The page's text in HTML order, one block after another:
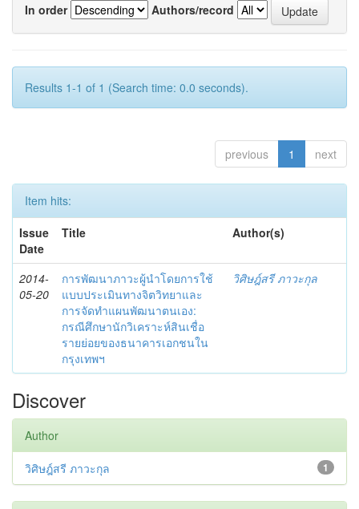
In order
Authors/record
Results 1-1 of 1 (Search time: 0.0 seconds).
previous 1 next
Item hits:
Issue
Date
Title Author(s)
2014-
05-20
การพัฒนาภาวะผู้นำโดยการใช้
แบบประเมินทางจิตวิทยาและ
การจัดทำแผนพัฒนาตนเอง:
กรณีศึกษานักวิเคราะห์สินเชื่อ
รายย่อยของธนาคารเอกชนใน
กรุงเทพฯ
วิศิษฎ์สรี ภาวะกุล
Discover
Author
1
วิศิษฎ์สรี ภาวะกุล